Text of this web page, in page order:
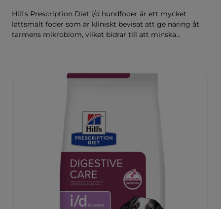
Hill's Prescription Diet i/d hundfoder är ett mycket
lättsmält foder som är kliniskt bevisat att ge näring åt
tarmens mikrobiom, vilket bidrar till att minska
mikrobiomet för att främja matsmältning och